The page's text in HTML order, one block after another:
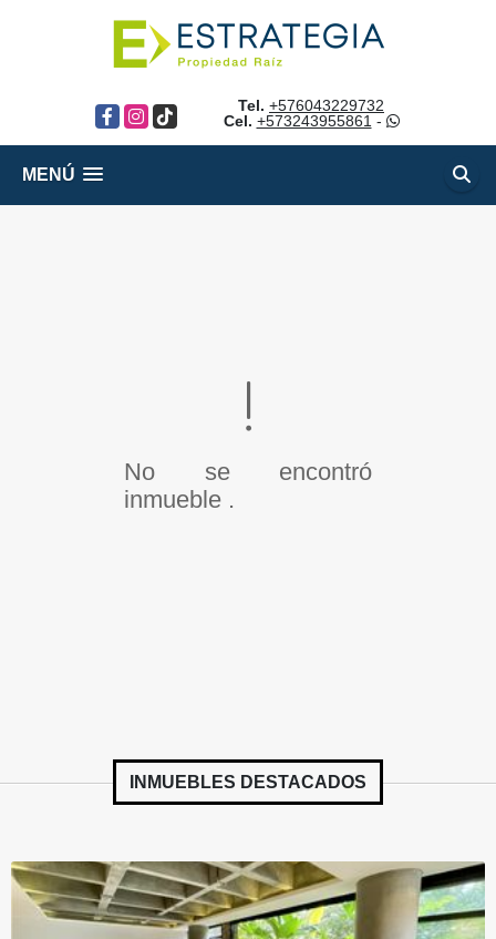
Facebook
Instagram
TikTok
Tel. +576043229732
Cel. +573243955861 -
MENÚ
No se encontró
inmueble .
INMUEBLES DESTACADOS